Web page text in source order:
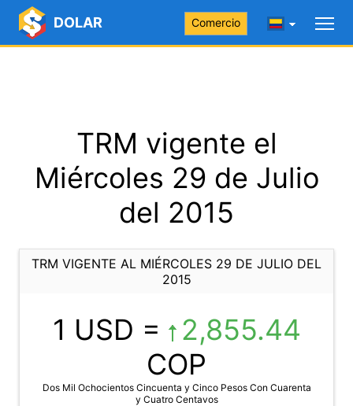
DOLAR Comercio
TRM vigente el
Miércoles 29 de Julio
del 2015
TRM VIGENTE AL MIÉRCOLES 29 DE JULIO DEL
2015
1 USD =
2,855.44
COP
Dos Mil Ochocientos Cincuenta y Cinco Pesos Con Cuarenta
y Cuatro Centavos